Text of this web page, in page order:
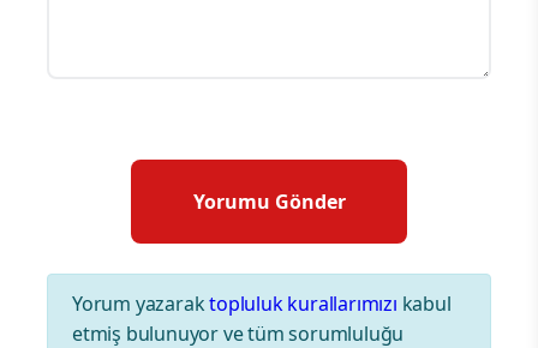
Yorum yazaraktopluluk kurallarımızı kabul
etmiş bulunuyor ve tüm sorumluluğu